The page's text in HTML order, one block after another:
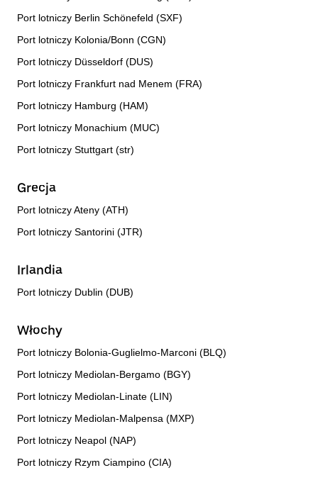
Port lotniczy Berlin Schönefeld (SXF)
Port lotniczy Kolonia/Bonn (CGN)
Port lotniczy Düsseldorf (DUS)
Port lotniczy Frankfurt nad Menem (FRA)
Port lotniczy Hamburg (HAM)
Port lotniczy Monachium (MUC)
Port lotniczy Stuttgart (str)
Grecja
Port lotniczy Ateny (ATH)
Port lotniczy Santorini (JTR)
Irlandia
Port lotniczy Dublin (DUB)
Włochy
Port lotniczy Bolonia-Guglielmo-Marconi (BLQ)
Port lotniczy Mediolan-Bergamo (BGY)
Port lotniczy Mediolan-Linate (LIN)
Port lotniczy Mediolan-Malpensa (MXP)
Port lotniczy Neapol (NAP)
Port lotniczy Rzym Ciampino (CIA)